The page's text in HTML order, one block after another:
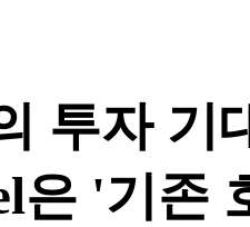
투자 기
은 '기존